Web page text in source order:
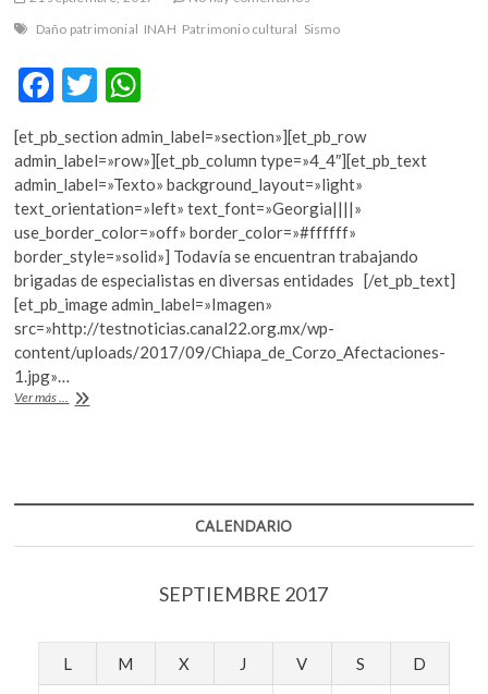
Daño patrimonial INAH Patrimonio cultural Sismo
F
e
b
o
o
k
T
w
itt
er
h
at
s
A
p
p
[et_pb_section admin_label=»section»][et_pb_row
admin_label=»row»][et_pb_column type=»4_4″][et_pb_text
admin_label=»Texto» background_layout=»light»
text_orientation=»left» text_font=»Georgia||||»
use_border_color=»off» border_color=»#ffffff»
border_style=»solid»] Todavía se encuentran trabajando
brigadas de especialistas en diversas entidades [/et_pb_text]
[et_pb_image admin_label=»Imagen»
src=»http://testnoticias.canal22.org.mx/wp-
content/uploads/2017/09/Chiapa_de_Corzo_Afectaciones-
1.jpg»…
Ver más ... Secretaría
CALENDARIO
SEPTIEMBRE 2017
L M X J V S D